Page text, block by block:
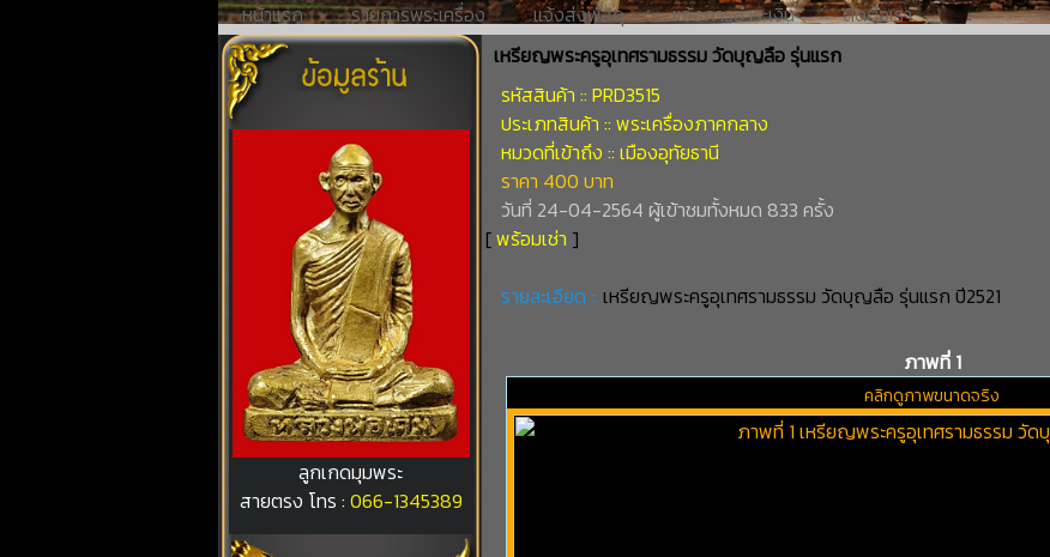
หน้าแรก รายการพระเครื่อง แจ้งส่งพัสดุ แจ้งการชำระเงิน ติดต่อเรา
ลูกเกดมุมพระ
สายตรง โทร : 066-1345389
เหรียญพระครูอุเทศรามธรรม วัดบุญลือ รุ่นแรก
รหัสสินค้า :: PRD3515
ประเภทสินค้า :: พระเครื่องภาคกลาง
หมวดที่เข้าถึง :: เมืองอุทัยธานี
ราคา 400 บาท
วันที่ 24-04-2564 ผู้เข้าชมทั้งหมด 833 ครั้ง
[พร้อมเช่า ]
รายละเอียด :: เหรียญพระครูอุเทศรามธรรม วัดบุญลือ รุ่นแรก ปี2521
ภาพที่ 1
คลิกดูภาพขนาดจริง